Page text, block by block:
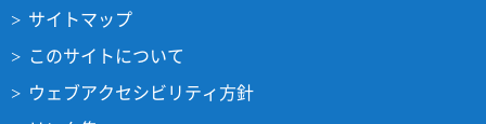
サイトマップ
このサイトについて
ウェブアクセシビリティ方針